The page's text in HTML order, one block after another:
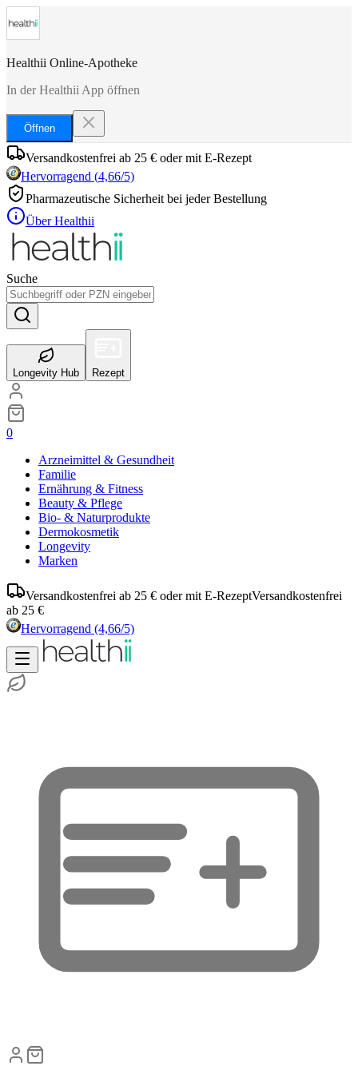
Healthii Online-Apotheke
In der Healthii App öffnen
Öffnen
Versandkostenfrei ab 25 € oder mit E-Rezept
Hervorragend (4,66/5)
Pharmazeutische Sicherheit bei jeder Bestellung
Über Healthii
Suche
Longevity Hub Rezept
0
Arzneimittel & Gesundheit
Familie
Ernährung & Fitness
Beauty & Pflege
Bio- & Naturprodukte
Dermokosmetik
Longevity
Marken
Versandkostenfrei ab 25 € oder mit E-RezeptVersandkostenfrei
ab 25 €
Hervorragend (4,66/5)